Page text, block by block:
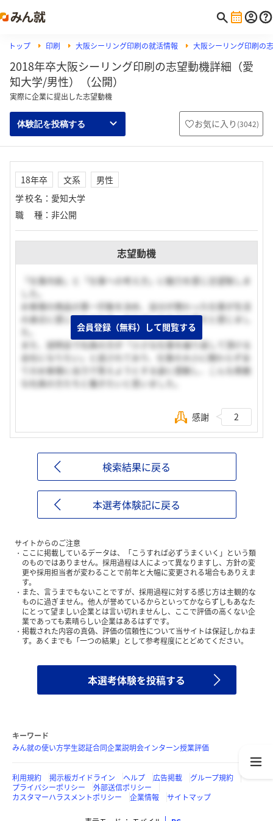
トップ 印刷 大阪シーリング印刷の就活情報 大阪シーリング印刷の
2018年卒大阪シーリング印刷の志望動機詳細（愛
知大学/男性）（公開）
実際に企業に提出した志望動機
体験記を投稿する お気に入り (3042)
18年卒 文系
男性
学校名 ： 愛知大学
職種 ： 非公開
志望動機
「仕事内容」と「仕事への考え方」に魅力を感じ志望致しま
お客様の商品の第一印象を決め、自分が携わった仕事が生活
の身近に感じられるため、やりがいのある仕事だと感じまし
また、説明会で社員の方が「小さな仕事を繰り返して頂ける
会社になりたい」と話されており、仕事の大小に関わらず全
てのお客様に全力で答えようとする姿に感動し、こんな素敵
な社員の方たちと働きたいと思いました。
会員登録（無料）して閲覧する
感謝 2
検索結果に戻る
本選考体験記に戻る
サイトからのご注意
ここに掲載しているデータは、「こうすれば必ずうまくいく」という類
のものではありません。採用過程は人によって異なりますし、方針の変
更や採用担当者が変わることで前年と大幅に変更される場合もありえま
す。
また、言うまでもないことですが、採用過程に対する感じ方は主観的な
ものに過ぎません。他人が誉めているからといってかならずしもあなた
にとって望ましい企業とは言い切れませんし、ここで評価の高くない企
業であっても素晴らしい企業はあるはずです。
掲載された内容の真偽、評価の信頼性について当サイトは保証しかねま
す。あくまでも「一つの結果」として参考程度にとどめてください。
本選考体験を投稿する
キーワード
みん就の使い方学生認証合同企業説明会インターン授業評価
利用規約 掲示板ガイドライン ヘルプ 広告掲載
グループ規約
プライバシーポリシー
外部送信ポリシー
カスタマーハラスメントポリシー
企業情報 サイトマップ